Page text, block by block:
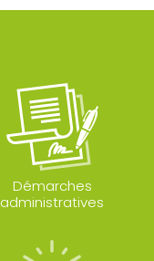
Démarches
administratives